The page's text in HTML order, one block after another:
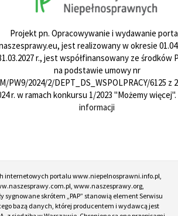
Projekt pn. Opracowywanie i wydawanie
jest realizowany w okresie
r., jest współfinansowany ze środków
na podstawie umowy nr
PW9/2024/2/DEPT_DS_WSPOLPRACY/6125 z
r. w ramach konkursu 1/2023 "Możemy więcej".
informacji
internetowych portalu www.niepelnosprawni.info.pl,
www.naszesprawy.org,
sygnowane skrótem „PAP” stanowią element Serwisu
bazą danych, której producentem i wydawcą jest